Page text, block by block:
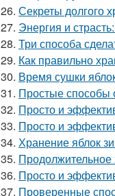
26. Секреты долгого
27. Энергия и
28. Три способа
29. Как правильно
30. Время сушки
31. Простые способы
32. Просто и
33. Просто и
34. Хранение яблок
35. Продолжительное
36. Просто и
37. Проверенные